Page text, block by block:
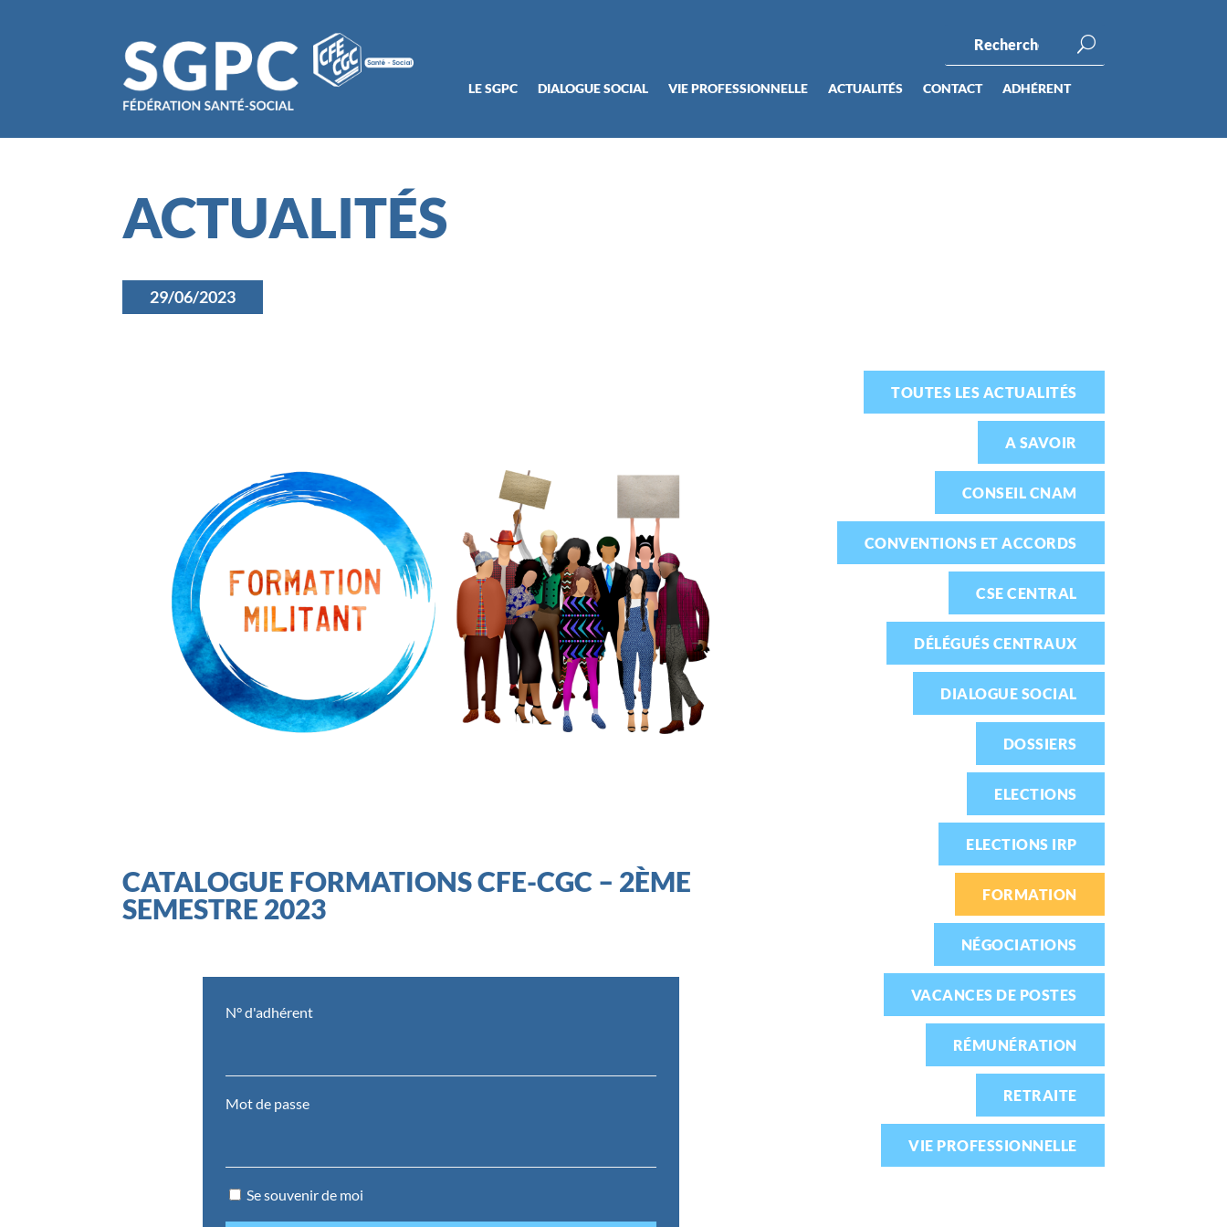
LE SGPC DIALOGUE SOCIAL VIE PROFESSIONNELLE ACTUALITÉS CONTACT ADHÉRENT
ACTUALITÉS
29/06/2023
CATALOGUE FORMATIONS CFE-CGC – 2ÈME
SEMESTRE 2023
N° d'adhérent
Mot de passe
Se souvenir de moi
TOUTES LES ACTUALITÉS
A SAVOIR
CONSEIL CNAM
CONVENTIONS ET ACCORDS
CSE CENTRAL
DÉLÉGUÉS CENTRAUX
DIALOGUE SOCIAL
DOSSIERS
ELECTIONS
ELECTIONS IRP
FORMATION
NÉGOCIATIONS
VACANCES DE POSTES
RÉMUNÉRATION
RETRAITE
VIE PROFESSIONNELLE